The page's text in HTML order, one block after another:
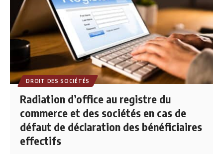
DROIT DES SOCIÉTÉS
Radiation d’office au registre du
commerce et des sociétés en cas de
défaut de déclaration des bénéficiaires
effectifs